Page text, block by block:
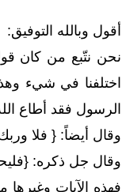
أقول وبالله التوفيق:
نحن نتّبع من كان
اختلفنا في شيء
الرسول فقد أطاع
وقال أيضاً: { فلا
وقال جل ذكره:
فهذه الآيات